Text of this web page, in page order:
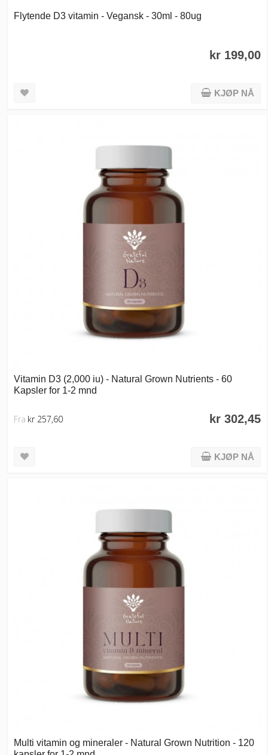
Flytende D3 vitamin - Vegansk - 30ml - 80ug
kr 199,00
KJØP NÅ
Vitamin D3 (2,000 iu) - Natural Grown Nutrients - 60
Kapsler for 1-2 mnd
kr 302,45
Fra kr 257,60
KJØP NÅ
Multi vitamin og mineraler - Natural Grown Nutrition - 120